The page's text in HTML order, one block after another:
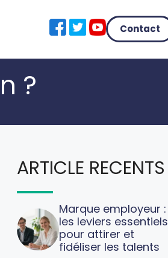
Contact
?
ARTICLE RECENTS
Marque employeur :
les leviers essentiels
pour attirer et
fidéliser les talents